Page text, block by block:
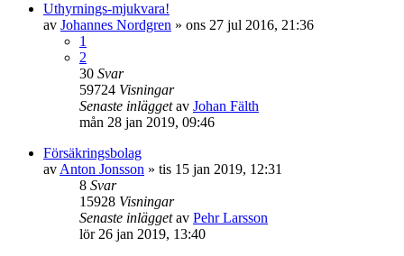
Uthyrnings-mjukvara!
av Johannes Nordgren » ons 27 jul 2016, 21:36
1
2
30 Svar
59724 Visningar
Senaste inläggetav Johan Fälth
mån 28 jan 2019, 09:46
Försäkringsbolag
av Anton Jonsson » tis 15 jan 2019, 12:31
8 Svar
15928 Visningar
Senaste inläggetav Pehr Larsson
lör 26 jan 2019, 13:40